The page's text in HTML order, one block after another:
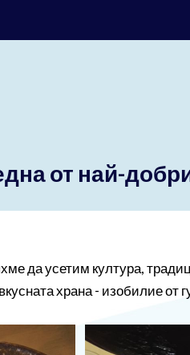
от най-
да усетим култура,
храна - изобилие от